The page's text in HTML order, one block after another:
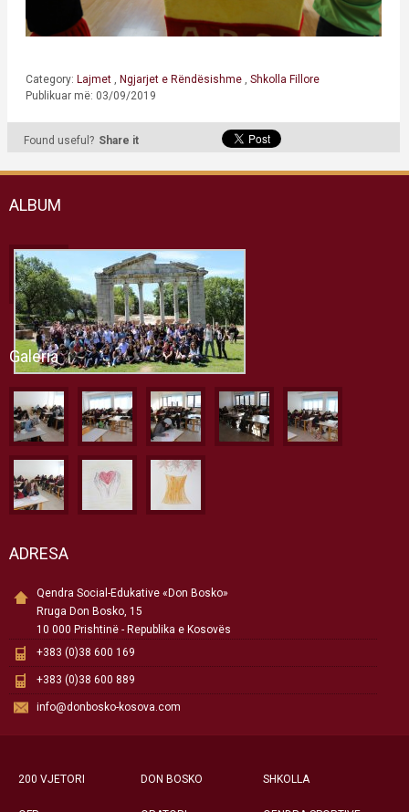
Category: Lajmet Ngjarjet e Rëndësishme
Shkolla Fillore
Publikuar më: 03/09/2019
Found useful? Share it
ALBUM
Galeria
ADRESA
Qendra Social-Edukative «Don Bosko»
Rruga Don Bosko, 15
10 000 Prishtinë - Republika e Kosovës
+383 (0)38 600 169
+383 (0)38 600 889
info@donbosko-kosova.com
200 VJETORI DON BOSKO SHKOLLA